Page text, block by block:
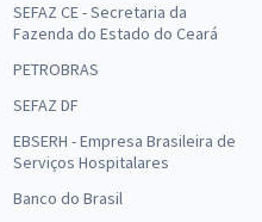
SEFAZ CE - Secretaria da
Fazenda do Estado do Ceará
PETROBRAS
SEFAZ DF
EBSERH - Empresa Brasileira de
Serviços Hospitalares
Banco do Brasil